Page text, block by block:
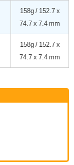
158g / 152.7 x
74.7 x 7.4 mm
158g / 152.7 x
74.7 x 7.4 mm